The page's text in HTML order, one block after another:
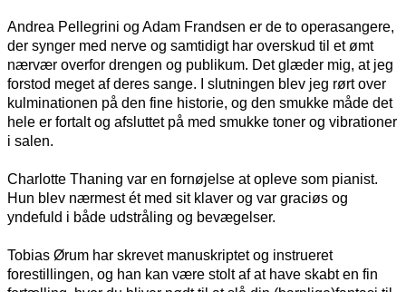
Andrea Pellegrini og Adam Frandsen er de to operasangere,
der synger med nerve og samtidigt har overskud til et ømt
nærvær overfor drengen og publikum. Det glæder mig, at jeg
forstod meget af deres sange. I slutningen blev jeg rørt over
kulminationen på den fine historie, og den smukke måde det
hele er fortalt og afsluttet på med smukke toner og vibrationer
i salen.
Charlotte Thaning var en fornøjelse at opleve som pianist.
Hun blev nærmest ét med sit klaver og var graciøs og
yndefuld i både udstråling og bevægelser.
Tobias Ørum har skrevet manuskriptet og instrueret
forestillingen, og han kan være stolt af at have skabt en fin